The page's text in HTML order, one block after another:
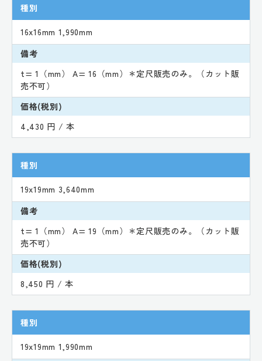
種別
16x16mm 1,990mm
備考
t= 1（mm） A= 16（mm）＊定尺販売のみ。（カット販
売不可）
価格(税別)
4,430 円 / 本
種別
19x19mm 3,640mm
備考
t= 1（mm） A= 19（mm）＊定尺販売のみ。（カット販
売不可）
価格(税別)
8,450 円 / 本
種別
19x19mm 1,990mm